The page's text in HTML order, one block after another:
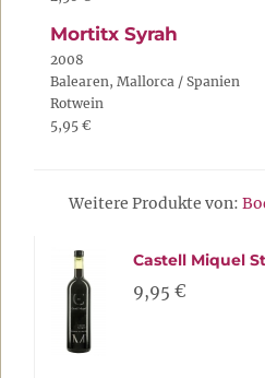
Mortitx Syrah
2008
Balearen, Mallorca / Spanien
Rotwein
5,95 €
Weitere Produkte von:
Castell Miquel
9,95 €